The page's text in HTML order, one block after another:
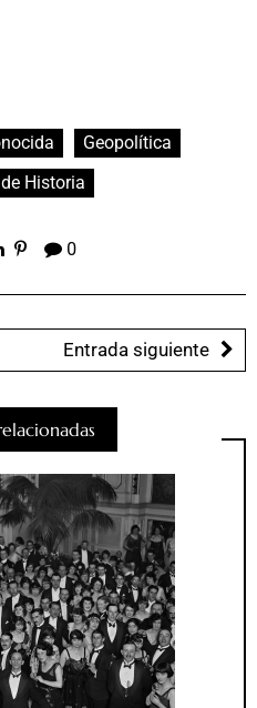
Geopolítica
Historia
0
Entrada siguiente